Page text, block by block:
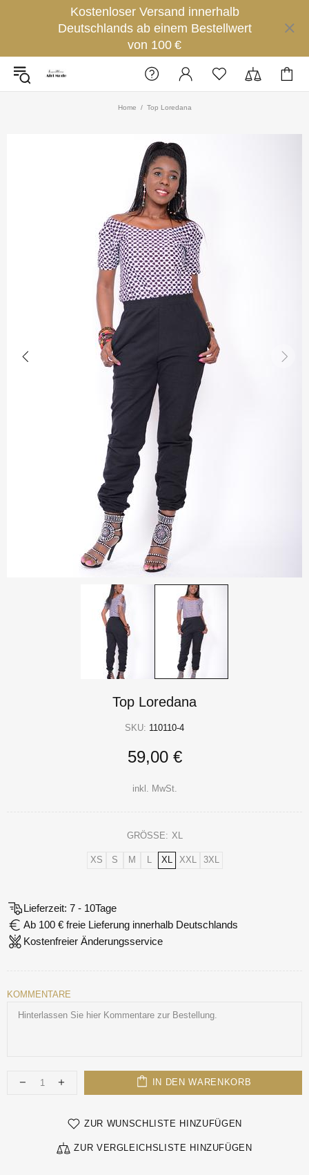
Kostenloser Versand innerhalb
Deutschlands ab einem Bestellwert
von 100 €
Home Top Loredana
Top Loredana
SKU: 110110-4
59,00 €
inkl. MwSt.
GRÖSSE: XL
XS S M L XL XXL 3XL
Lieferzeit: 7 - 10Tage
Ab 100 € freie Lieferung innerhalb Deutschlands
Kostenfreier Änderungsservice
KOMMENTARE
IN DEN WARENKORB
ZUR WUNSCHLISTE HINZUFÜGEN
ZUR VERGLEICHSLISTE HINZUFÜGEN